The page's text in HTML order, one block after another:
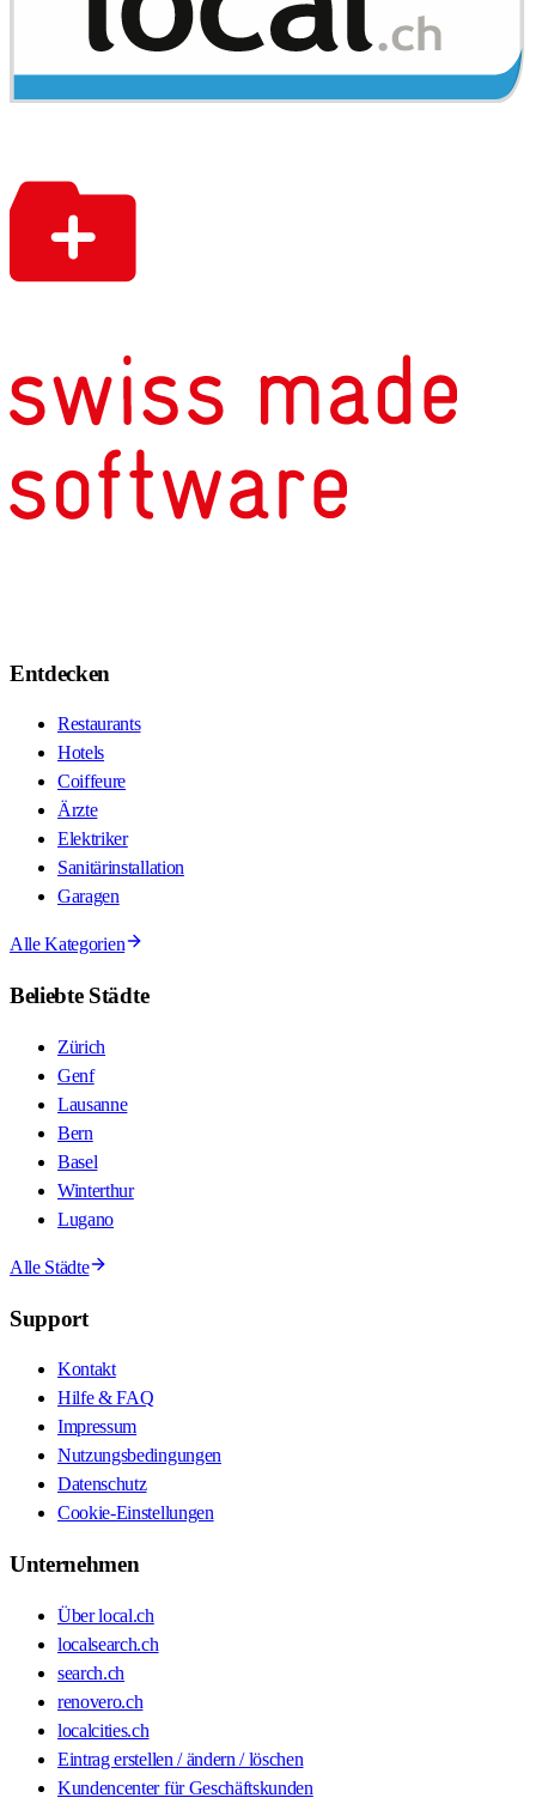
Entdecken
Restaurants
Hotels
Coiffeure
Ärzte
Elektriker
Sanitärinstallation
Garagen
Alle Kategorien
Beliebte Städte
Zürich
Genf
Lausanne
Bern
Basel
Winterthur
Lugano
Alle Städte
Support
Kontakt
Hilfe & FAQ
Impressum
Nutzungsbedingungen
Datenschutz
Cookie-Einstellungen
Unternehmen
Über local.ch
localsearch.ch
search.ch
renovero.ch
localcities.ch
Eintrag erstellen / ändern / löschen
Kundencenter für Geschäftskunden